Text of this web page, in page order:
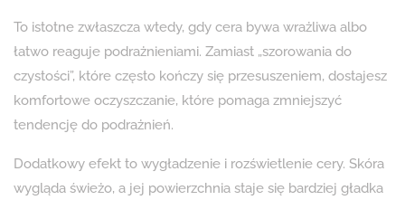
To istotne zwłaszcza wtedy, gdy cera bywa wrażliwa albo
łatwo reaguje podrażnieniami. Zamiast „szorowania do
czystości”, które często kończy się przesuszeniem, dostajesz
komfortowe oczyszczanie, które pomaga zmniejszyć
tendencję do podrażnień.
Dodatkowy efekt to wygładzenie i rozświetlenie cery. Skóra
wygląda świeżo, a jej powierzchnia staje się bardziej gładka